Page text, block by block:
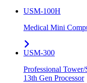
USM-100H
Medical Mini
USM-300
Professional
13th Gen Processor